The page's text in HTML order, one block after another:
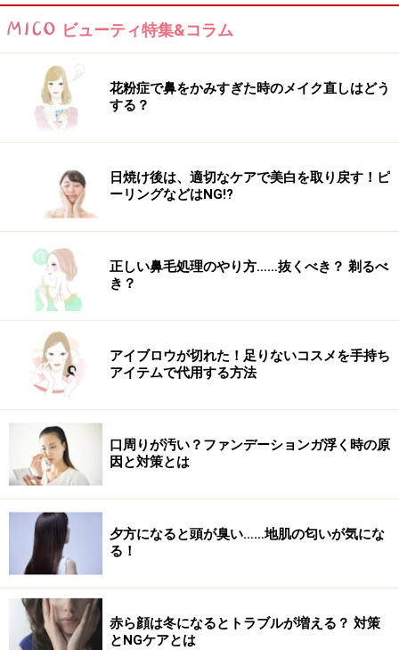
ビューティ特集&コラム
花粉症で鼻をかみすぎた時のメイク直しはどう
する？
日焼け後は、適切なケアで美白を取り戻す！ピ
ーリングなどはNG!?
正しい鼻毛処理のやり方……抜くべき？ 剃るべ
き？
アイブロウが切れた！足りないコスメを手持ち
アイテムで代用する方法
口周りが汚い？ファンデーションガ浮く時の原
因と対策とは
夕方になると頭が臭い……地肌の匂いが気にな
る！
赤ら顔は冬になるとトラブルが増える？ 対策
とNGケアとは